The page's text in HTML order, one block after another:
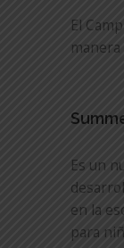
El
Es un
en la
para